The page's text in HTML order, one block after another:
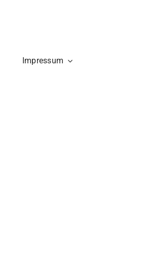
Impressum